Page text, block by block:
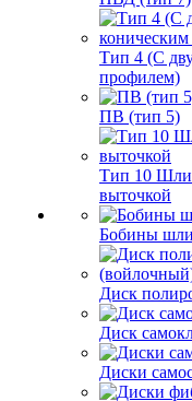
Тип 4 (С
профилем)
ПВ (тип 5)
Тип 10
выточкой
Бобины
Диск
Диск
Диски